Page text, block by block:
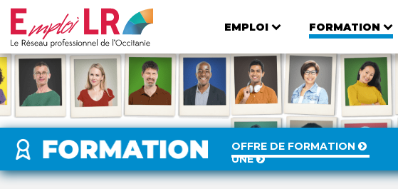
EMPLOI FORMATION
OFFRE DE FORMATION
UNE